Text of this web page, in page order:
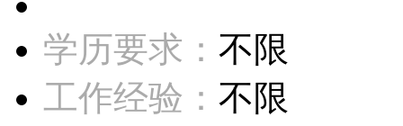
学历要求： 不限
工作经验： 不限